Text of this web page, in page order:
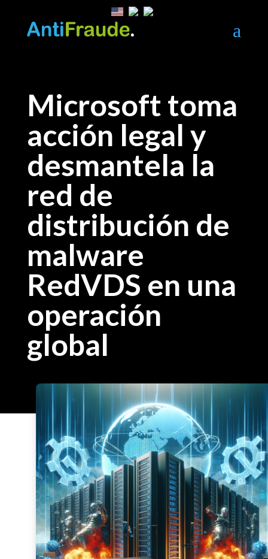
a
Microsoft toma
acción legal y
desmantela la
red de
distribución de
malware
RedVDS en una
operación
global